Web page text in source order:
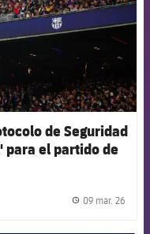
de Seguridad
para el partido de
09 mar. 26